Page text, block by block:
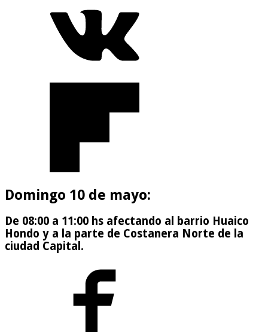
Domingo 10 de mayo:
De 08:00 a 11:00 hs afectando al barrio Huaico
Hondo y a la parte de Costanera Norte de la
ciudad Capital.